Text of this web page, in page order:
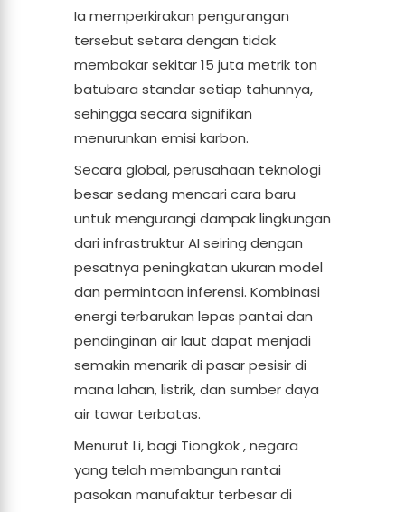
Ia memperkirakan pengurangan
tersebut setara dengan tidak
membakar sekitar 15 juta metrik ton
batubara standar setiap tahunnya,
sehingga secara signifikan
menurunkan emisi karbon.
Secara global, perusahaan teknologi
besar sedang mencari cara baru
untuk mengurangi dampak lingkungan
dari infrastruktur AI seiring dengan
pesatnya peningkatan ukuran model
dan permintaan inferensi. Kombinasi
energi terbarukan lepas pantai dan
pendinginan air laut dapat menjadi
semakin menarik di pasar pesisir di
mana lahan, listrik, dan sumber daya
air tawar terbatas.
Menurut Li, bagi Tiongkok , negara
yang telah membangun rantai
pasokan manufaktur terbesar di